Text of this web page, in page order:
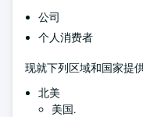
公司
个人消费者
现就下列区域和国家提
北美
美国.